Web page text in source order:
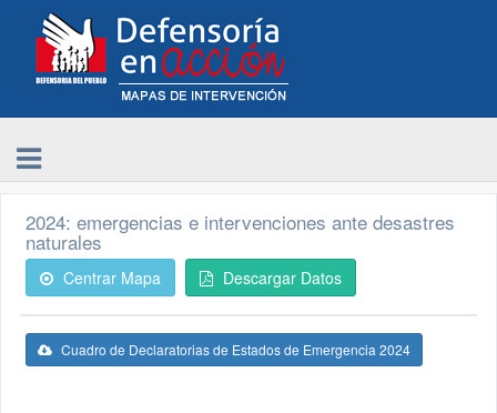
2024: emergencias e intervenciones ante desastres
naturales
Centrar Mapa Descargar Datos
Cuadro de Declaratorias de Estados de Emergencia 2024